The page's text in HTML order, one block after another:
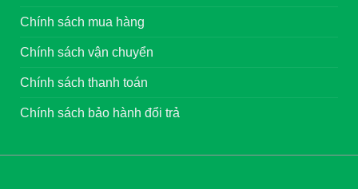
Chính sách mua hàng
Chính sách vận chuyển
Chính sách thanh toán
Chính sách bảo hành đổi trả